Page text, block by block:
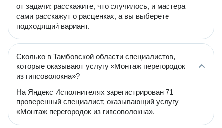
от задачи: расскажите, что случилось, и мастера
сами расскажут о расценках, а вы выберете
подходящий вариант.
Сколько в Тамбовской области специалистов,
которые оказывают услугу «Монтаж перегородок
из гипсоволокна»?
На Яндекс Исполнителях зарегистрирован 71
проверенный специалист, оказывающий услугу
«Монтаж перегородок из гипсоволокна».